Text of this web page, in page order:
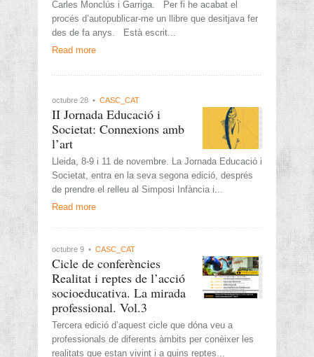
Carles Monclús i Garriga. Per fi he acabat el
procés d’autopublicar-me un llibre que desitjava fer
des de fa anys. Està escrit...
Read more
octubre 28 • CASC_CAT
II Jornada Educació i
Societat: Connexions amb
l’art
Lleida, 8-9 i 11 de novembre. La Jornada Educació i
Societat, entra en la seva segona edició, després
de prendre el relleu al Simposi Infància i...
Read more
octubre 9 • CASC_CAT
Cicle de conferències
Realitat i reptes de l’acció
socioeducativa. La mirada
professional. Vol.3
Tercera edició d’aquest cicle que dóna veu a
professionals de diferents àmbits per conèixer les
realitats que estan vivint i a quins reptes...